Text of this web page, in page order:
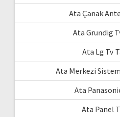
Ata Çanak
Ata Grundig
Ata Lg Tv
Ata Merkezi
Ata
Ata Panel